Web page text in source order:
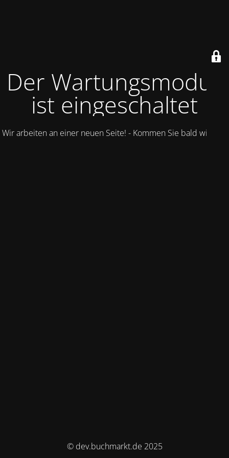
Der Wartungsmodus
ist eingeschaltet
Wir arbeiten an einer neuen Seite! - Kommen Sie bald wieder.
© dev.buchmarkt.de 2025